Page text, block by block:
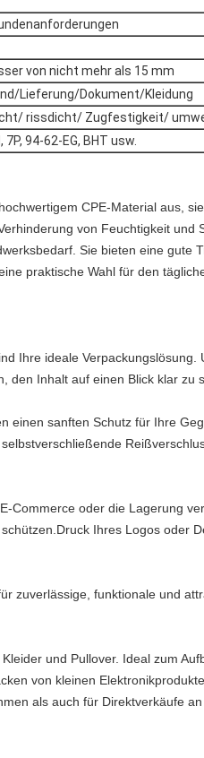
von nicht mehr als 15 mm
Lieferung/Dokument/Kleidung
rissdicht/ Zugfestigkeit/
7P, 94-62-EG, BHT usw.
CPE-Material aus,
von Feuchtigkeit und
Sie bieten eine gute
praktische Wahl für den
Ihre ideale Verpackungslösung.
den Inhalt auf einen Blick klar zu
einen sanften Schutz für Ihre
Commerce oder die Lagerung
Ihres Logos oder
zuverlässige, funktionale und
und Pullover. Ideal zum
von kleinen
als auch für Direktverkäufe